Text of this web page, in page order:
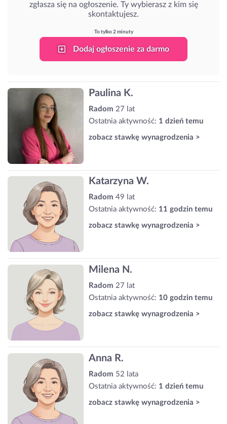
zgłasza się na ogłoszenie. Ty wybierasz z kim się
skontaktujesz.
To tylko 2 minuty
Dodaj ogłoszenie za darmo
Paulina K.
Radom 27 lat
Ostatnia aktywność: 1 dzień temu
zobacz stawkę wynagrodzenia >
Katarzyna W.
Radom 49 lat
Ostatnia aktywność: 11 godzin temu
zobacz stawkę wynagrodzenia >
Milena N.
Radom 27 lat
Ostatnia aktywność: 10 godzin temu
zobacz stawkę wynagrodzenia >
Anna R.
Radom 52 lata
Ostatnia aktywność: 1 dzień temu
zobacz stawkę wynagrodzenia >